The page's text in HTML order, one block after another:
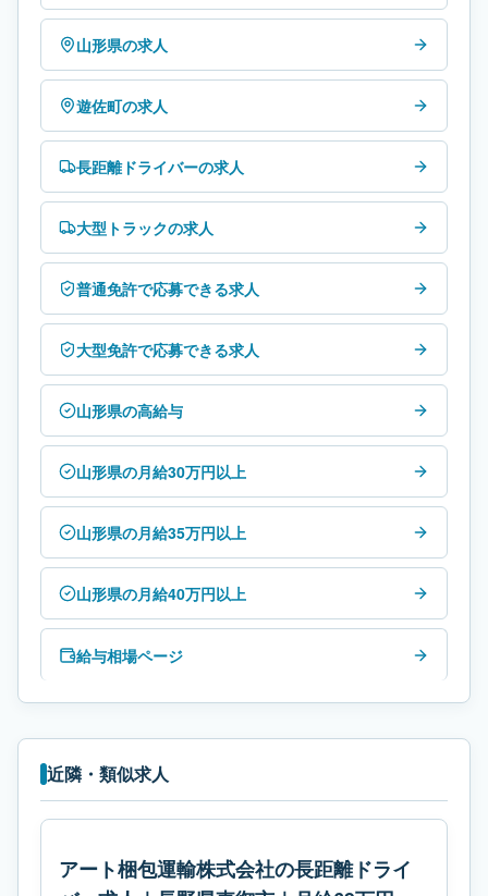
山形県の求人
遊佐町の求人
長距離ドライバーの求人
大型トラックの求人
普通免許で応募できる求人
大型免許で応募できる求人
山形県の高給与
山形県の月給30万円以上
山形県の月給35万円以上
山形県の月給40万円以上
給与相場ページ
近隣・類似求人
アート梱包運輸株式会社の長距離ドライ